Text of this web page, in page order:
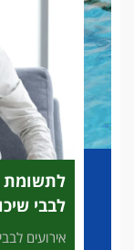
לבבי
אירועים